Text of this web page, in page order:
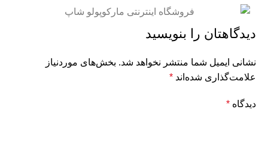
دیدگاهتان را بنویسید
نشانی ایمیل شما منتشر نخواهد شد. بخش‌های موردنیاز
علامت‌گذاری شده‌اند *
دیدگاه *